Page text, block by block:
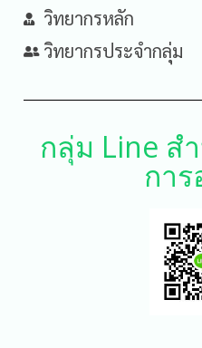
วิทยากรหลัก
วิทยากรประจำกลุ่ม
กลุ่ม Line ส
กา